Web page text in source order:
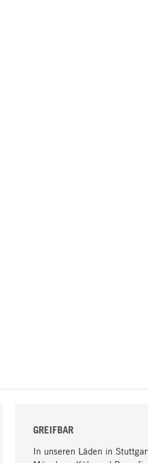
GREIFBAR
In unseren Läden in